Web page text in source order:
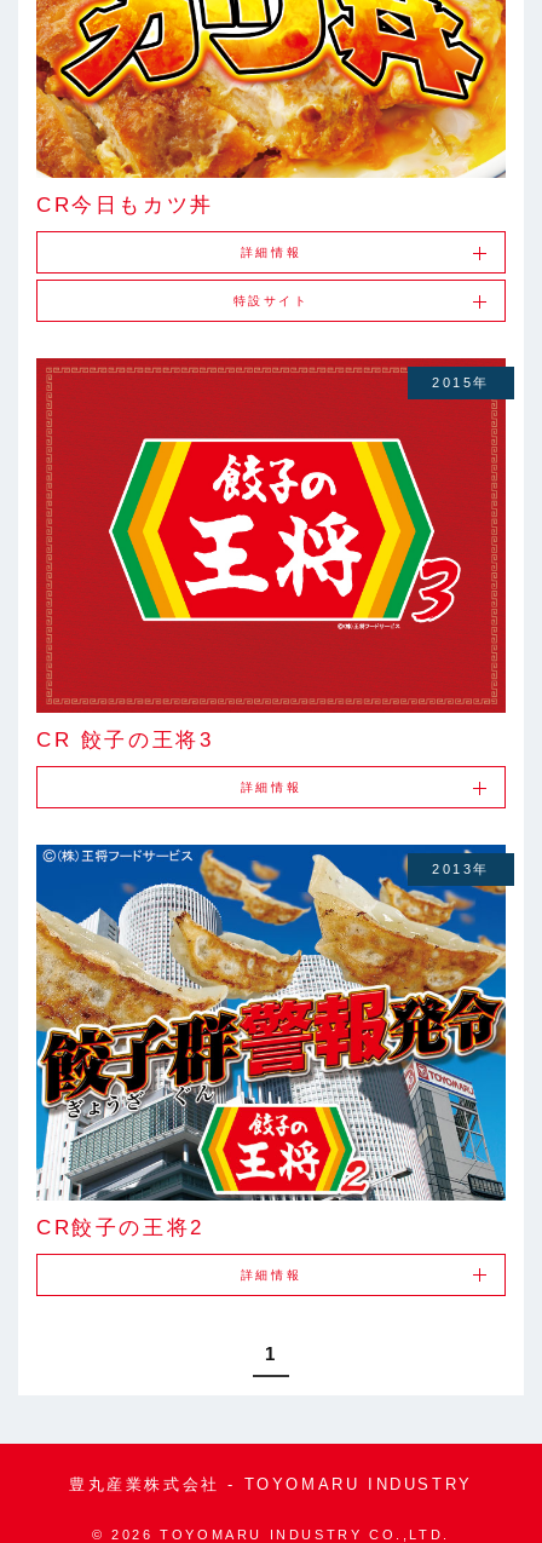
CR今日もカツ丼
詳細情報
特設サイト
CR 餃子の王将3
2015年
詳細情報
CR餃子の王将2
2013年
詳細情報
1
豊丸産業株式会社 - TOYOMARU INDUSTRY
©2026 TOYOMARU INDUSTRY CO.,LTD.